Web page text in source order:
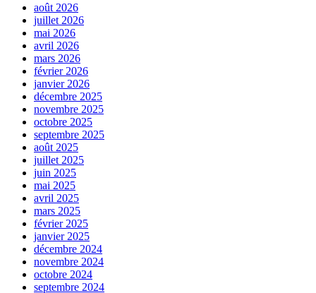
août 2026
juillet 2026
mai 2026
avril 2026
mars 2026
février 2026
janvier 2026
décembre 2025
novembre 2025
octobre 2025
septembre 2025
août 2025
juillet 2025
juin 2025
mai 2025
avril 2025
mars 2025
février 2025
janvier 2025
décembre 2024
novembre 2024
octobre 2024
septembre 2024